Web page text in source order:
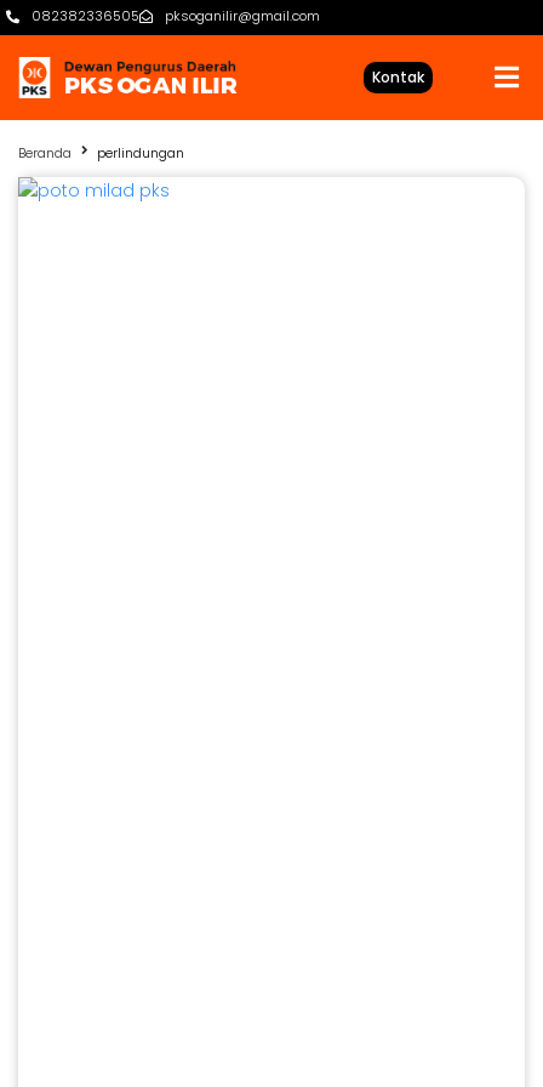
082382336505 pksoganilir@gmail.com
Kontak
Beranda perlindungan